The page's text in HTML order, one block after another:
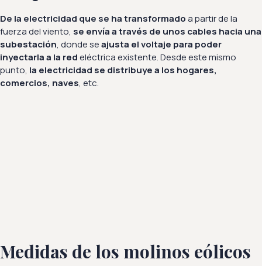
De la electricidad que se ha transformadoa partir de la
fuerza del viento, se envía a través de unos cables hacia una
subestación, donde seajusta el voltaje para poder
inyectarla a la redeléctrica existente. Desde este mismo
punto, la electricidad se distribuye a los hogares,
comercios, naves, etc.
Medidas de los molinos eólicos